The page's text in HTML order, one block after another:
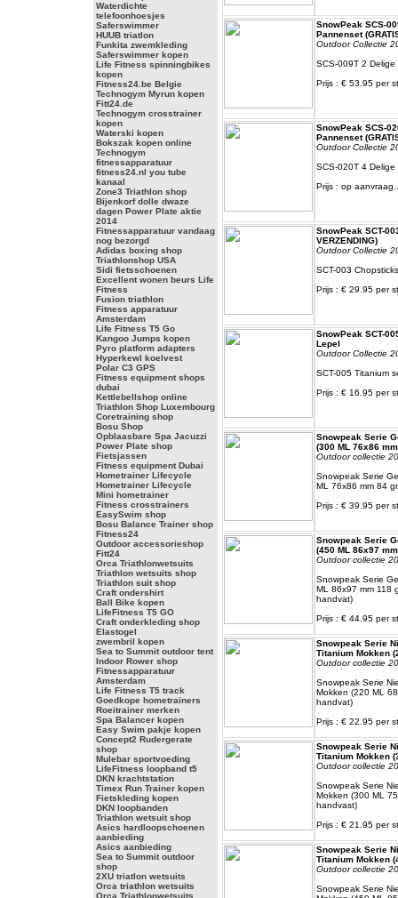
Waterdichte
telefoonhoesjes
Saferswimmer
HUUB triatlon
Funkita zwemkleding
Saferswimmer kopen
Life Fitness spinningbikes
kopen
Fitness24.be Belgie
Technogym Myrun kopen
Fitt24.de
Technogym crosstrainer
kopen
Waterski kopen
Bokszak kopen online
Technogym
fitnessapparatuur
fitness24.nl you tube
kanaal
Zone3 Triathlon shop
Bijenkorf dolle dwaze
dagen Power Plate aktie
2014
Fitnessapparatuur vandaag
nog bezorgd
Adidas boxing shop
Triathlonshop USA
Sidi fietsschoenen
Excellent wonen beurs Life
Fitness
Fusion triathlon
Fitness apparatuur
Amsterdam
Life Fitness T5 Go
Kangoo Jumps kopen
Pyro platform adapters
Hyperkewl koelvest
Polar C3 GPS
Fitness equipment shops
dubai
Kettlebellshop online
Triathlon Shop Luxembourg
Coretraining shop
Bosu Shop
Opblaasbare Spa Jacuzzi
Power Plate shop
Fietsjassen
Fitness equipment Dubai
Hometrainer Lifecycle
Hometrainer Lifecycle
Mini hometrainer
Fitness crosstrainers
EasySwim shop
Bosu Balance Trainer shop
Fitness24
Outdoor accessorieshop
Fitt24
Orca Triathlonwetsuits
Triathlon wetsuits shop
Triathlon suit shop
Craft ondershirt
Ball Bike kopen
LifeFitness T5 GO
Craft onderkleding shop
Elastogel
zwembril kopen
Sea to Summit outdoor tent
Indoor Rower shop
Fitnessapparatuur
Amsterdam
Life Fitness T5 track
Goedkope hometrainers
Roeitrainer merken
Spa Balancer kopen
Easy Swim pakje kopen
Concept2 Rudergerate
shop
Mulebar sportvoeding
LifeFitness loopband t5
DKN krachtstation
Timex Run Trainer kopen
Fietskleding kopen
DKN loopbanden
Triathlon wetsuit shop
Asics hardloopschoenen
aanbieding
Asics aanbieding
Sea to Summit outdoor
shop
2XU triatlon wetsuits
Orca triathlon wetsuits
Orca Triathlonwetsuits
SnowPeak SCS-
Pannenset
Outdoor Collectie
SCS-009T 2
Prijs : € 53.95 per
SnowPeak SCS-
Pannenset
Outdoor Collectie
SCS-020T 4
Prijs : op
SnowPeak SCT-
VERZENDING)
Outdoor Collectie
SCT-003 Chopsticks
Prijs : € 29.95 per
SnowPeak SCT-
Lepel
Outdoor Collectie
SCT-005 Titanium
Prijs : € 16.95 per
Snowpeak Serie
(300 ML 76x86
Outdoor collectie
Snowpeak Serie
ML 76x86 mm 84
Prijs : € 39.95 per
Snowpeak Serie
(450 ML 86x97
Outdoor collectie
Snowpeak Serie
ML 86x97 mm 118
handvat)
Prijs : € 44.95 per
Snowpeak Serie
Titanium Mokken
Outdoor collectie
Snowpeak Serie
Mokken (220 ML
handvat)
Prijs : € 22.95 per
Snowpeak Serie
Titanium Mokken
Outdoor collectie
Snowpeak Serie
Mokken (300 ML
handvast)
Prijs : € 21.95 per
Snowpeak Serie
Titanium Mokken
Outdoor collectie
Snowpeak Serie